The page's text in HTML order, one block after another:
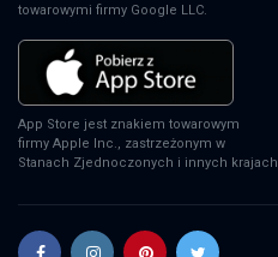
towarowymi firmy Google LLC.
App Store jest znakiem towarowym
firmy Apple Inc., zastrzeżonym w
Stanach Zjednoczonych i innych krajach.